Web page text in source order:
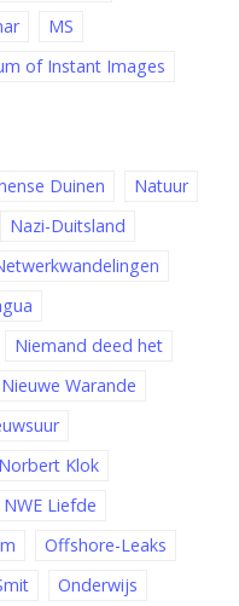
MS
of Instant Images
Duinen
Natuur
Nazi-Duitsland
Niemand deed het
Nieuwe Warande
Norbert Klok
NWE Liefde
Offshore-Leaks
Onderwijs